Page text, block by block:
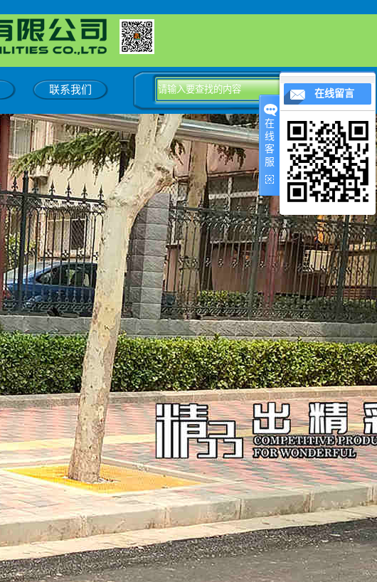
联系我们
在
线
客
服
在线留言